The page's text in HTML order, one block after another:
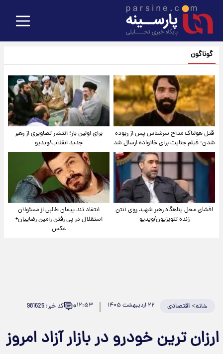
گوناگون
قتل هولناک مداح سرشناس پس از ربوده
شدن؛ فیلم جنایت برای خانواده ارسال شد
برای اولین بار؛ انتشار تصاویری از رهبر
جدید انقلاب/ویدیو
افشای محل پناهگاه‌ رهبر شهید روی آنتن
زنده تلویزیون/ویدیو
انتقاد تند پیمان طالبی از مسئولان
استقلال در پی رفتن رامین رضاییان+
عکس
خانه>اقتصادی ۲۲ اردیبهشت ۱۴۰۵ ۱۲:۵۳۰ کد خبر: 981625
ارزان ترین خودرو در بازار آزاد امروز